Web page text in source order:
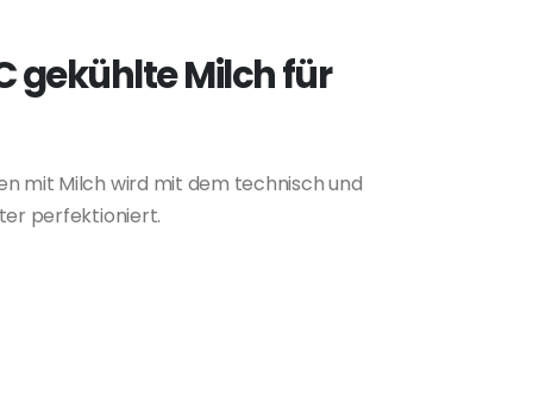
gekühlte Milch für
mit Milch wird mit dem technisch und
perfektioniert.